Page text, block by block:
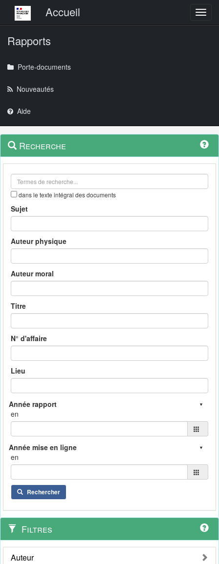
Menu principalAccueil
Rapports
Porte-documents
Nouveautés
Aide
Navigation
outils
Menu
contextuel
Recherche
dans le texte intégral des documents
Sujet
Auteur physique
Auteur moral
Titre
N° d'affaire
Lieu
en
en
Rechercher
Filtres
Auteur